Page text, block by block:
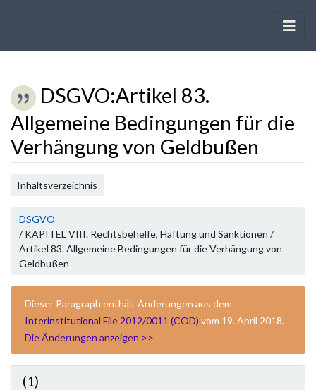
DSGVO:Artikel 83.
Allgemeine Bedingungen für die
Verhängung von Geldbußen
Wechseln zu:Navigation
Inhaltsverzeichnis
DSGVO
/ KAPITEL VIII. Rechtsbehelfe, Haftung und Sanktionen /
Artikel 83. Allgemeine Bedingungen für die Verhängung von
Geldbußen
Dieser Paragraph enthält Änderungen aus dem
Interinstitutional File 2012/0011 (COD) vom 19. April 2018.
Die Änderungen anzeigen >>
(1)